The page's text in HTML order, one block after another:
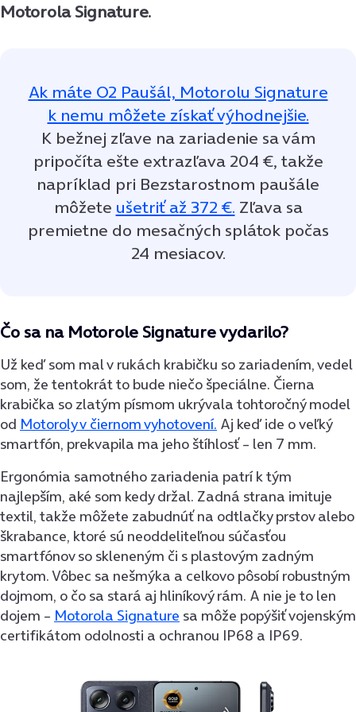
Motorola Signature.
Ak máte O2 Paušál, Motorolu Signature
k nemu môžete získať výhodnejšie.
K bežnej zľave na zariadenie sa vám
pripočíta ešte extrazľava 204 €, takže
napríklad pri Bezstarostnom paušále
môžete ušetriť až 372 €. Zľava sa
premietne do mesačných splátok počas
24 mesiacov.
Čo sa na Motorole Signature vydarilo?
Už keď som mal v rukách krabičku so zariadením, vedel
som, že tentokrát to bude niečo špeciálne. Čierna
krabička so zlatým písmom ukrývala tohtoročný model
od Motoroly v čiernom vyhotovení. Aj keď ide o veľký
smartfón, prekvapila ma jeho štíhlosť – len 7 mm.
Ergonómia samotného zariadenia patrí k tým
najlepším, aké som kedy držal. Zadná strana imituje
textil, takže môžete zabudnúť na odtlačky prstov alebo
škrabance, ktoré sú neoddeliteľnou súčasťou
smartfónov so skleneným či s plastovým zadným
krytom. Vôbec sa nešmýka a celkovo pôsobí robustným
dojmom, o čo sa stará aj hliníkový rám. A nie je to len
dojem – Motorola Signature sa môže popýšiť vojenským
certifikátom odolnosti a ochranou IP68 a IP69.